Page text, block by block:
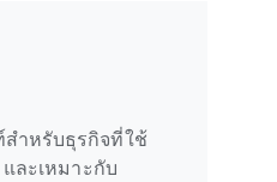
ำหรับธุรกิจที่ใช้
ละเหมาะกับ